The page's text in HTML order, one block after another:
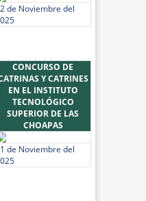
de Noviembre del
CONCURSO DE
Y CATRINES
EN EL INSTITUTO
TECNOLÓGICO
SUPERIOR DE LAS
CHOAPAS
de Noviembre del